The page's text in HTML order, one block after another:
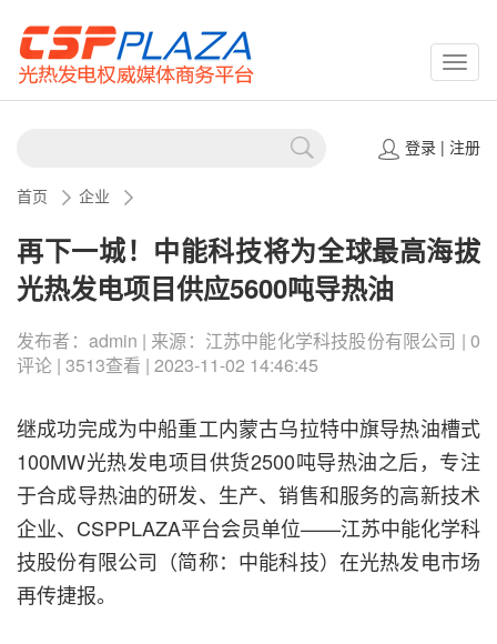
登录| 注册
首页 企业
再下一城！中能科技将为全球最高海拔
光热发电项目供应5600吨导热油
发布者：admin | 来源：江苏中能化学科技股份有限公司 | 0
评论 | 3513查看 | 2023-11-02 14:46:45
继成功完成为中船重工内蒙古乌拉特中旗导热油槽式
100MW光热发电项目供货2500吨导热油之后，专注
于合成导热油的研发、生产、销售和服务的高新技术
企业、CSPPLAZA平台会员单位——江苏中能化学科
技股份有限公司（简称：中能科技）在光热发电市场
再传捷报。